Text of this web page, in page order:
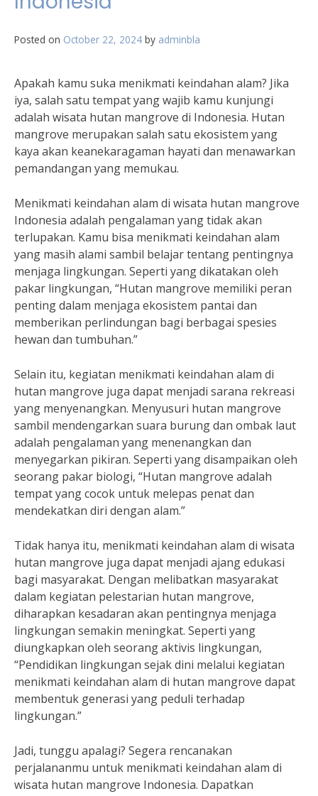
Posted on October 22, 2024 by adminbla
Apakah kamu suka menikmati keindahan alam? Jika
iya, salah satu tempat yang wajib kamu kunjungi
adalah wisata hutan mangrove di Indonesia. Hutan
mangrove merupakan salah satu ekosistem yang
kaya akan keanekaragaman hayati dan menawarkan
pemandangan yang memukau.
Menikmati keindahan alam di wisata hutan mangrove
Indonesia adalah pengalaman yang tidak akan
terlupakan. Kamu bisa menikmati keindahan alam
yang masih alami sambil belajar tentang pentingnya
menjaga lingkungan. Seperti yang dikatakan oleh
pakar lingkungan, “Hutan mangrove memiliki peran
penting dalam menjaga ekosistem pantai dan
memberikan perlindungan bagi berbagai spesies
hewan dan tumbuhan.”
Selain itu, kegiatan menikmati keindahan alam di
hutan mangrove juga dapat menjadi sarana rekreasi
yang menyenangkan. Menyusuri hutan mangrove
sambil mendengarkan suara burung dan ombak laut
adalah pengalaman yang menenangkan dan
menyegarkan pikiran. Seperti yang disampaikan oleh
seorang pakar biologi, “Hutan mangrove adalah
tempat yang cocok untuk melepas penat dan
mendekatkan diri dengan alam.”
Tidak hanya itu, menikmati keindahan alam di wisata
hutan mangrove juga dapat menjadi ajang edukasi
bagi masyarakat. Dengan melibatkan masyarakat
dalam kegiatan pelestarian hutan mangrove,
diharapkan kesadaran akan pentingnya menjaga
lingkungan semakin meningkat. Seperti yang
diungkapkan oleh seorang aktivis lingkungan,
“Pendidikan lingkungan sejak dini melalui kegiatan
menikmati keindahan alam di hutan mangrove dapat
membentuk generasi yang peduli terhadap
lingkungan.”
Jadi, tunggu apalagi? Segera rencanakan
perjalananmu untuk menikmati keindahan alam di
wisata hutan mangrove Indonesia. Dapatkan